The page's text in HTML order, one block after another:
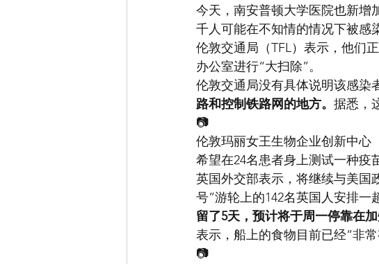
今天，南安普顿大学医院也新增
千人可能在不知情的情况下被感
伦敦交通局（TFL）表示，他们
办公室进行“大扫除”。
伦敦交通局没有具体说明该感染
路和控制铁路网的地方。 据悉，
📷
伦敦玛丽女王生物企业创新中心
希望在24名患者身上测试一种疫
英国外交部表示，将继续与美国
号”游轮上的142名英国人安排一
留了5天，预计将于周一停靠在加
表示，船上的食物目前已经“非
📷